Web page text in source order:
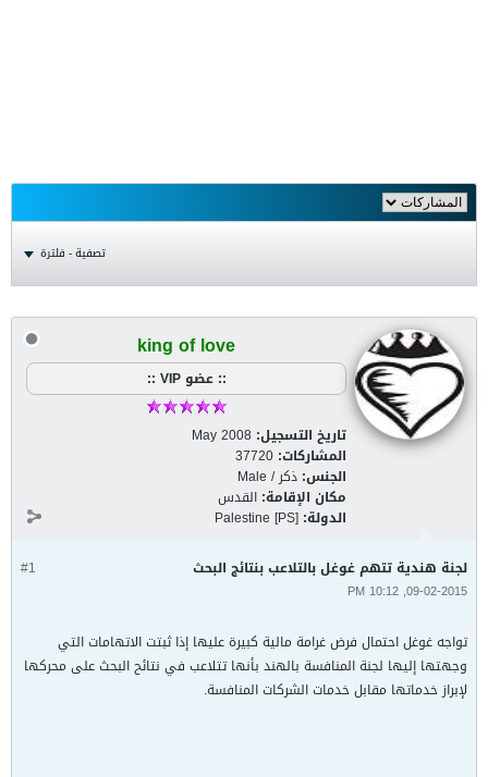
تصفية - فلترة
king of love
:: عضو VIP ::
تاريخ التسجيل: May 2008
المشاركات: 37720
الجنس: ذكر / Male
مكان الإقامة: القدس
الدولة: Palestine [PS]
#1 لجنة هندية تتهم غوغل بالتلاعب بنتائج البحث
09-02-2015, 10:12 PM
تواجه غوغل احتمال فرض غرامة مالية كبيرة عليها إذا ثبتت الاتهامات التي
وجهتها إليها لجنة المنافسة بالهند بأنها تتلاعب في نتائح البحث على محركها
لإبراز خدماتها مقابل خدمات الشركات المنافسة.